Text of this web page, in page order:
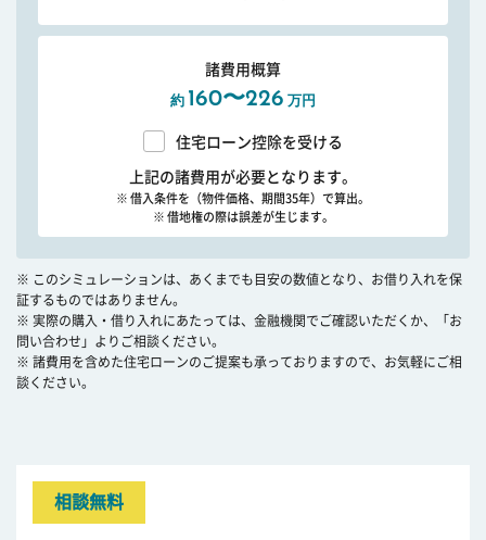
諸費用概算
約 160〜226 万円
住宅ローン控除を受ける
上記の諸費用が必要となります。
※ 借入条件を（物件価格、期間35年）で算出。
※ 借地権の際は誤差が生じます。
※ このシミュレーションは、あくまでも目安の数値となり、お借り入れを保
証するものではありません。
※ 実際の購入・借り入れにあたっては、金融機関でご確認いただくか、「お
問い合わせ」よりご相談ください。
※ 諸費用を含めた住宅ローンのご提案も承っておりますので、お気軽にご相
談ください。
相談無料